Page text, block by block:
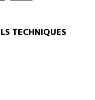
TECHNIQUES